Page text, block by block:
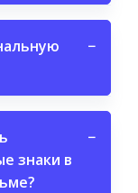
−
знаки в
−